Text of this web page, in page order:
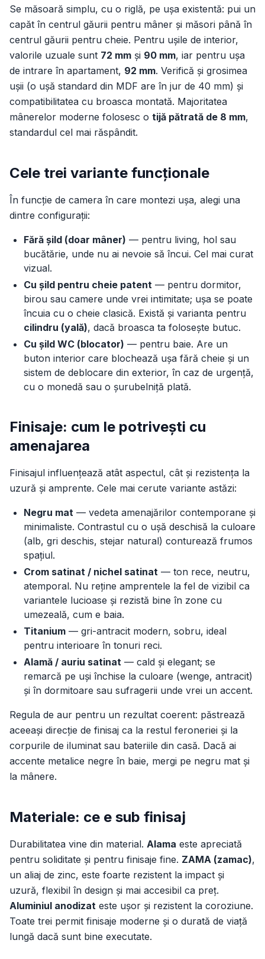
Se măsoară simplu, cu o riglă, pe ușa existentă: pui un
capăt în centrul găurii pentru mâner și măsori până în
centrul găurii pentru cheie. Pentru ușile de interior,
valorile uzuale sunt 72 mm și 90 mm, iar pentru ușa
de intrare în apartament, 92 mm. Verifică și grosimea
ușii (o ușă standard din MDF are în jur de 40 mm) și
compatibilitatea cu broasca montată. Majoritatea
mânerelor moderne folosesc o tijă pătrată de 8 mm,
standardul cel mai răspândit.
Cele trei variante funcționale
În funcție de camera în care montezi ușa, alegi una
dintre configurații:
Fără șild (doar mâner) — pentru living, hol sau
bucătărie, unde nu ai nevoie să încui. Cel mai curat
vizual.
Cu șild pentru cheie patent — pentru dormitor,
birou sau camere unde vrei intimitate; ușa se poate
încuia cu o cheie clasică. Există și varianta pentru
cilindru (yală), dacă broasca ta folosește butuc.
Cu șild WC (blocator) — pentru baie. Are un
buton interior care blochează ușa fără cheie și un
sistem de deblocare din exterior, în caz de urgență,
cu o monedă sau o șurubelniță plată.
Finisaje: cum le potrivești cu
amenajarea
Finisajul influențează atât aspectul, cât și rezistența la
uzură și amprente. Cele mai cerute variante astăzi:
Negru mat — vedeta amenajărilor contemporane și
minimaliste. Contrastul cu o ușă deschisă la culoare
(alb, gri deschis, stejar natural) conturează frumos
spațiul.
Crom satinat / nichel satinat — ton rece, neutru,
atemporal. Nu reține amprentele la fel de vizibil ca
variantele lucioase și rezistă bine în zone cu
umezeală, cum e baia.
Titanium — gri-antracit modern, sobru, ideal
pentru interioare în tonuri reci.
Alamă / auriu satinat — cald și elegant; se
remarcă pe uși închise la culoare (wenge, antracit)
și în dormitoare sau sufragerii unde vrei un accent.
Regula de aur pentru un rezultat coerent: păstrează
aceeași direcție de finisaj ca la restul feroneriei și la
corpurile de iluminat sau bateriile din casă. Dacă ai
accente metalice negre în baie, mergi pe negru mat și
la mânere.
Materiale: ce e sub finisaj
Durabilitatea vine din material. Alama este apreciată
pentru soliditate și pentru finisaje fine. ZAMA (zamac),
un aliaj de zinc, este foarte rezistent la impact și
uzură, flexibil în design și mai accesibil ca preț.
Aluminiul anodizat este ușor și rezistent la coroziune.
Toate trei permit finisaje moderne și o durată de viață
lungă dacă sunt bine executate.